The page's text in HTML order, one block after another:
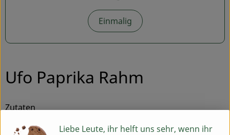
Einmalig
Ufo Paprika Rahm
Zutaten
Für ca. 6 PortionenLiebe Leute, ihr helft uns sehr, wenn ihr